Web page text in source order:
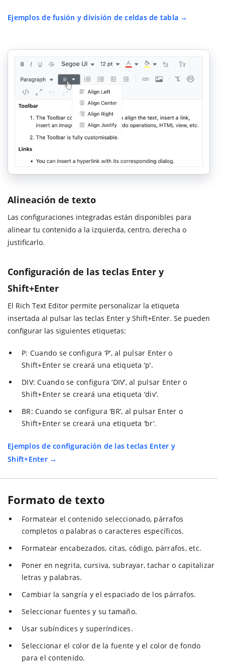
Ejemplos de fusión y división de celdas de tabla
Alineación de texto
Las configuraciones integradas están disponibles para
alinear tu contenido a la izquierda, centro, derecha o
justificarlo.
Configuración de las teclas Enter y
Shift+Enter
El Rich Text Editor permite personalizar la etiqueta
insertada al pulsar las teclas Enter y Shift+Enter. Se pueden
configurar las siguientes etiquetas:
P: Cuando se configura ‘P’, al pulsar Enter o
Shift+Enter se creará una etiqueta ‘p’.
DIV: Cuando se configura ‘DIV’, al pulsar Enter o
Shift+Enter se creará una etiqueta ‘div’.
BR: Cuando se configura ‘BR’, al pulsar Enter o
Shift+Enter se creará una etiqueta ‘br’.
Ejemplos de configuración de las teclas Enter y
Shift+Enter
Formato de texto
Formatear el contenido seleccionado, párrafos
completos o palabras o caracteres específicos.
Formatear encabezados, citas, código, párrafos, etc.
Poner en negrita, cursiva, subrayar, tachar o capitalizar
letras y palabras.
Cambiar la sangría y el espaciado de los párrafos.
Seleccionar fuentes y su tamaño.
Usar subíndices y superíndices.
Seleccionar el color de la fuente y el color de fondo
para el contenido.